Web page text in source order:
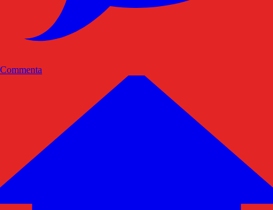
Commenta